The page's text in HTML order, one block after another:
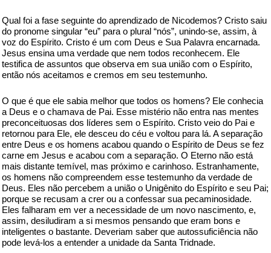
Qual foi a fase seguinte do aprendizado de Nicodemos? Cristo saiu
do pronome singular “eu” para o plural “nós”, unindo-se, assim, à
voz do Espírito. Cristo é um com Deus e Sua Palavra encarnada.
Jesus ensina uma verdade que nem todos reconhecem. Ele
testifica de assuntos que observa em sua união com o Espírito,
então nós aceitamos e cremos em seu testemunho.
O que é que ele sabia melhor que todos os homens? Ele conhecia
a Deus e o chamava de Pai. Esse mistério não entra nas mentes
preconceituosas dos líderes sem o Espírito. Cristo veio do Pai e
retornou para Ele, ele desceu do céu e voltou para lá. A separação
entre Deus e os homens acabou quando o Espírito de Deus se fez
carne em Jesus e acabou com a separação. O Eterno não está
mais distante temível, mas próximo e carinhoso. Estranhamente,
os homens não compreendem esse testemunho da verdade de
Deus. Eles não percebem a união o Unigênito do Espírito e seu Pai;
porque se recusam a crer ou a confessar sua pecaminosidade.
Eles falharam em ver a necessidade de um novo nascimento, e,
assim, desiludiram a si mesmos pensando que eram bons e
inteligentes o bastante. Deveriam saber que autossuficiência não
pode levá-los a entender a unidade da Santa Tridnade.